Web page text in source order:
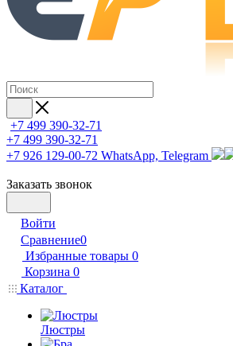
+7 499 390-32-71
+7 499 390-32-71
+7 926 129-00-72 WhatsApp, Telegram
Заказать звонок
Войти
Сравнение0
Избранные товары 0
Корзина 0
Каталог
Люстры